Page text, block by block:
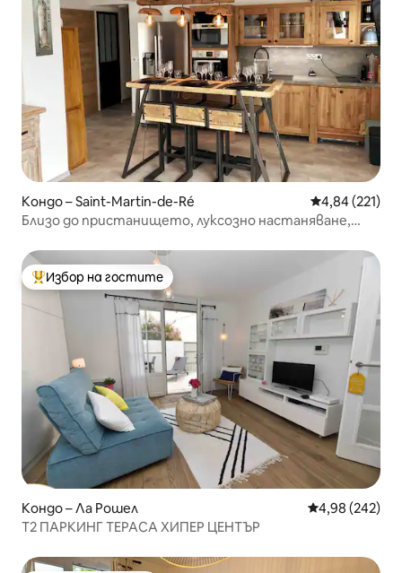
Кондо – Saint-Martin-de-Ré Средна
4,84 (221)
Близо до пристанището, луксозно настаняване,
Най-популярен избор на гостите
Избор на гостите
Кондо – Ла Рошел Средна
4,98 (242)
T2 ПАРКИНГ ТЕРАСА ХИПЕР ЦЕНТЪР